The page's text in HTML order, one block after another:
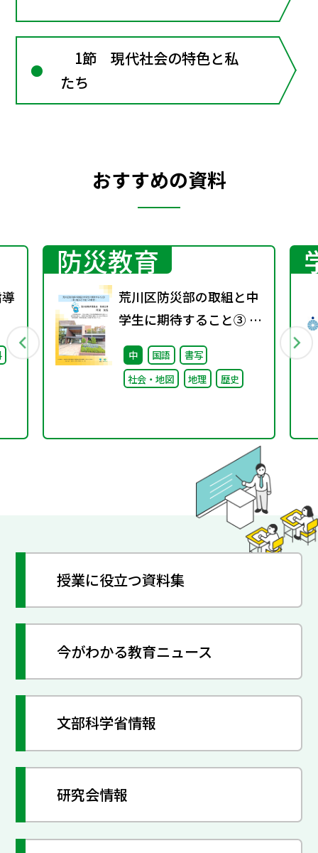
1節 現代社会の特色と私
たち
おすすめの資料
防災教育
荒川区防災部の取組と中
学生に期待すること③ ～
取り組みと今後への期待
～
中 国語
書写
社会・地図
地理 歴史
授業に役立つ資料集
今がわかる教育ニュース
文部科学省情報
研究会情報